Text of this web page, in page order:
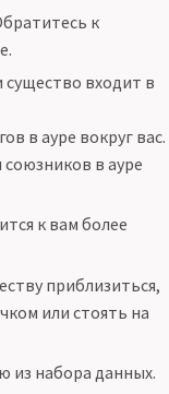
к
входит в
в ауре вокруг вас.
союзников в ауре
к вам более
приблизиться,
или стоять на
из набора данных.